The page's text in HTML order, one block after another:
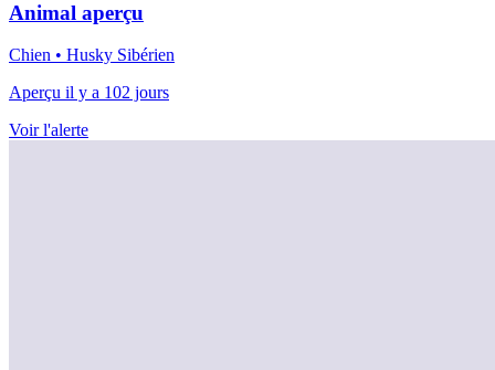
Animal aperçu
Chien • Husky Sibérien
Aperçu il y a 102 jours
Voir l'alerte